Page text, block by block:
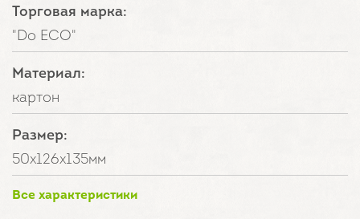
Торговая марка:
"Do ECO"
Материал:
картон
Размер:
50х126х135мм
Все характеристики